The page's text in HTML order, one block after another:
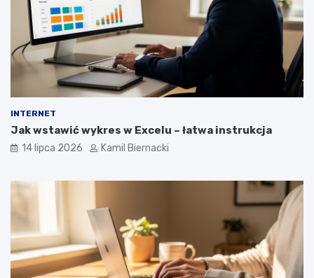
INTERNET
Jak wstawić wykres w Excelu – łatwa instrukcja
14 lipca 2026 Kamil Biernacki